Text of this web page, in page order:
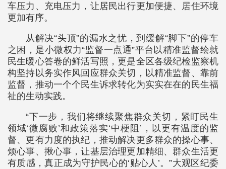
车压力、充电压力，让居民出行更加便捷、居住环境
更加有序。
从解决“头顶”的漏水之忧，到缓解“脚下”的停车
之困，是小微权力“监督一点通”平台以精准监督绘就
民生暖心答卷的鲜活写照，更是全区各级纪检监察机
构坚持以务实作风回应群众关切，以精准监督、靠前
监督，推动一个个民生诉求转化为实实在在的民生福
祉的生动实践。
“下一步，我们将继续聚焦群众关切，紧盯民生
领域‘微腐败’和政策落实‘中梗阻’，以更有温度的监
督、更有力度的执纪，推动解决更多群众的操心事、
烦心事、揪心事，让基层治理更加精细、群众生活更
有质感，真正成为守护民心的‘贴心人’。”大观区纪委